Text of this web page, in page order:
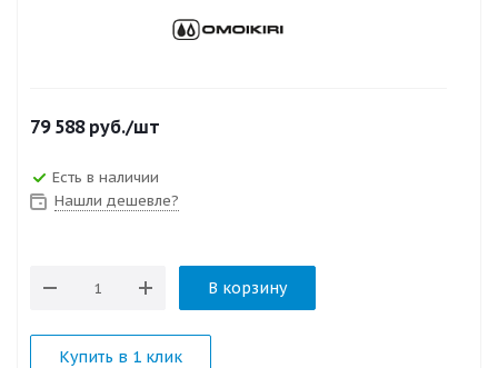
79 588руб./шт
Есть в наличии
Нашли дешевле?
В корзину
Купить в 1 клик